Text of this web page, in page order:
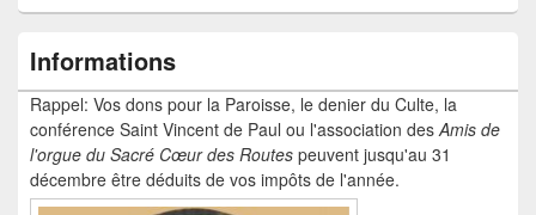
Informations
Rappel: Vos dons pour la Paroisse, le denier du Culte, la
conférence Saint Vincent de Paul ou l'association des Amis de
l'orgue du Sacré Cœur des Routes peuvent jusqu'au 31
décembre être déduits de vos impôts de l'année.